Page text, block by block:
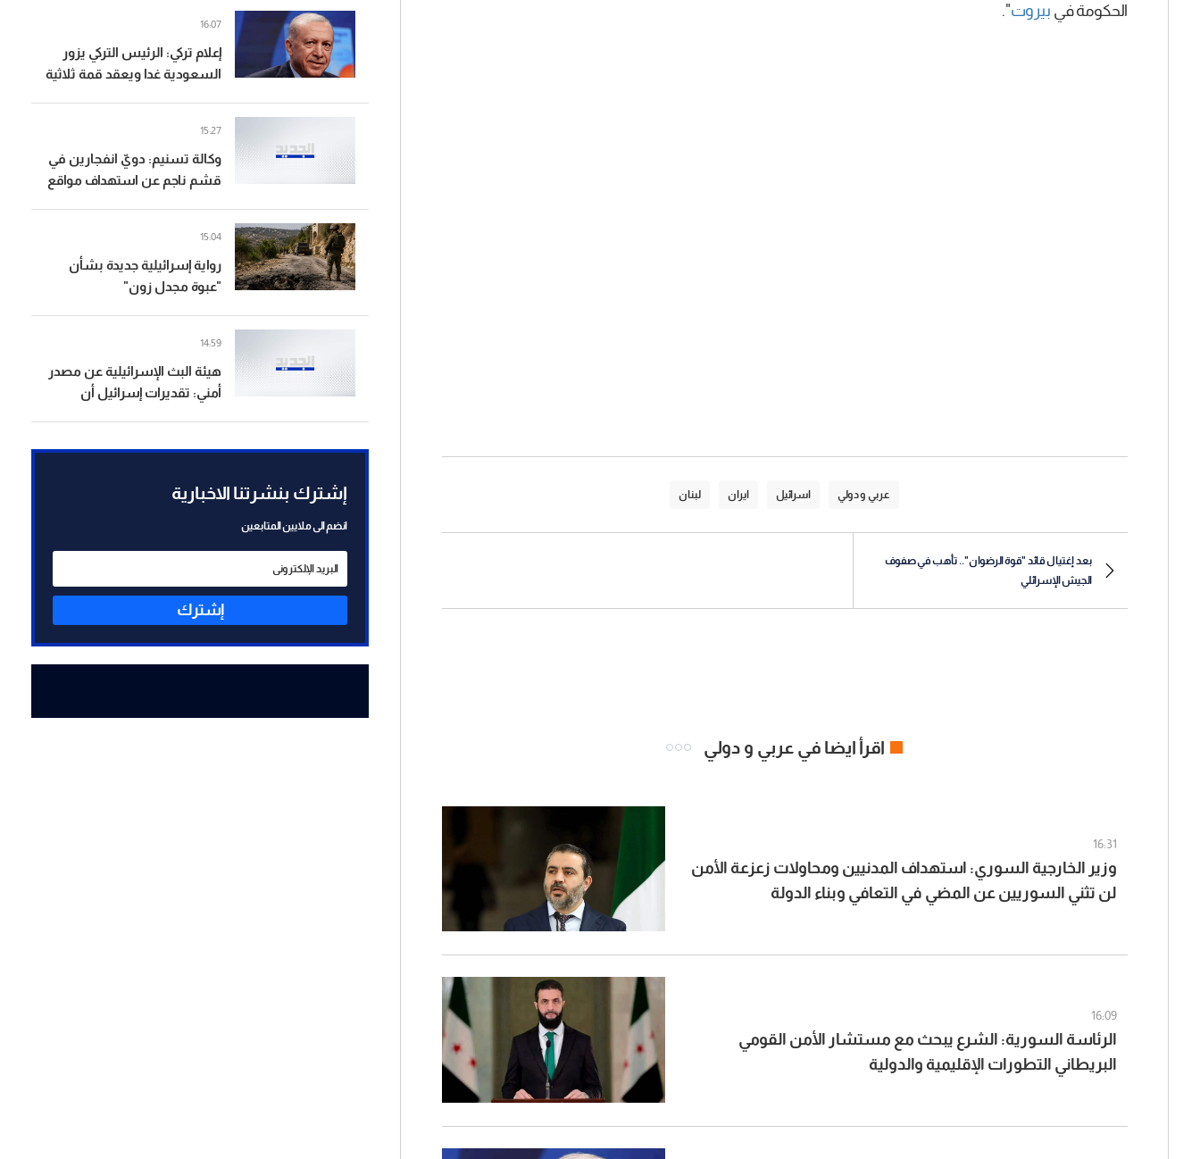
الحكومة في بيروت".
عربي و دولي اسرائيل ايران لبنان
بعد إغتيال قائد "قوة الرضوان".. تأهب في صفوف
الجيش الإسرائلي
اقرأ ايضا في عربي و دولي
16:31
وزير الخارجية السوري: استهداف المدنيين ومحاولات زعزعة الأمن
لن تثني السوريين عن المضي في التعافي وبناء الدولة
16:09
الرئاسة السورية: الشرع يبحث مع مستشار الأمن القومي
البريطاني التطورات الإقليمية والدولية
إعلام تركي: الرئيس التركي يزور
السعودية غدا ويعقد قمة ثلاثية
16:07
وكالة تسنيم: دويّ انفجارين في
قشم ناجم عن استهداف مواقع
15:27
رواية إسرائيلية جديدة بشأن
"عبوة مجدل زون"
15:04
هيئة البث الإسرائيلية عن مصدر
أمني: تقديرات إسرائيل أن
14:59
إشترك بنشرتنا الاخبارية
انضم الى ملايين المتابعين
إشترك